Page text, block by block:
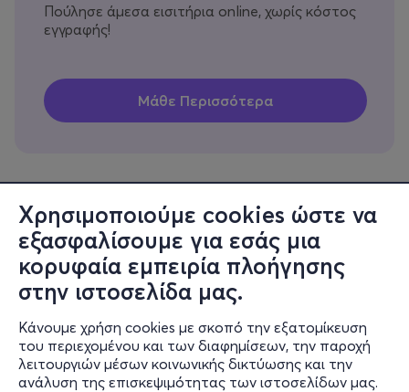
Χρησιμοποιούμε cookies ώστε να
εξασφαλίσουμε για εσάς μια
κορυφαία εμπειρία πλοήγησης
στην ιστοσελίδα μας.
Κάνουμε χρήση cookies με σκοπό την εξατομίκευση
του περιεχομένου και των διαφημίσεων, την παροχή
λειτουργιών μέσων κοινωνικής δικτύωσης και την
ανάλυση της επισκεψιμότητας των ιστοσελίδων μας.
Πούλησε άμεσα εισιτήρια online, χωρίς κόστος
εγγραφής!
Πληροφορίες
Υποστήριξη
Stay Connected